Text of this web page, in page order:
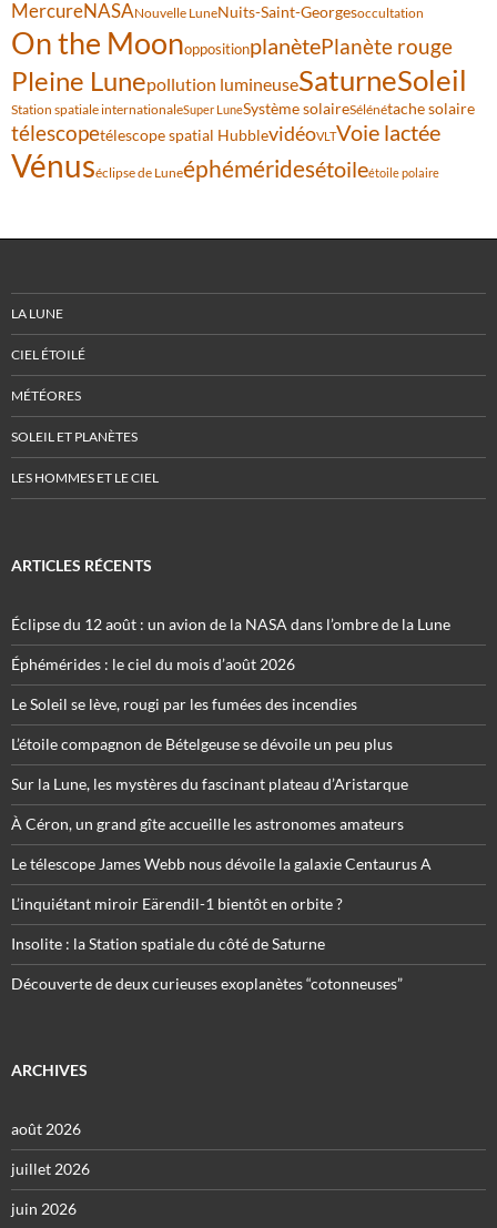
MercureNASANouvelle LuneNuits-Saint-Georgesoccultation
On the MoonoppositionplanètePlanète rouge
Pleine Lunepollution lumineuseSaturneSoleil
Station spatiale internationaleSuper LuneSystème solaireSélénétache solaire
télescopetélescope spatial HubblevidéoVLTVoie lactée
Vénuséclipse de Luneéphéméridesétoileétoile polaire
LA LUNE
CIEL ÉTOILÉ
MÉTÉORES
SOLEIL ET PLANÈTES
LES HOMMES ET LE CIEL
ARTICLES RÉCENTS
Éclipse du 12 août : un avion de la NASA dans l’ombre de la Lune
Éphémérides : le ciel du mois d’août 2026
Le Soleil se lève, rougi par les fumées des incendies
L’étoile compagnon de Bételgeuse se dévoile un peu plus
Sur la Lune, les mystères du fascinant plateau d’Aristarque
À Céron, un grand gîte accueille les astronomes amateurs
Le télescope James Webb nous dévoile la galaxie Centaurus A
L’inquiétant miroir Eärendil-1 bientôt en orbite ?
Insolite : la Station spatiale du côté de Saturne
Découverte de deux curieuses exoplanètes “cotonneuses”
ARCHIVES
août 2026
juillet 2026
juin 2026